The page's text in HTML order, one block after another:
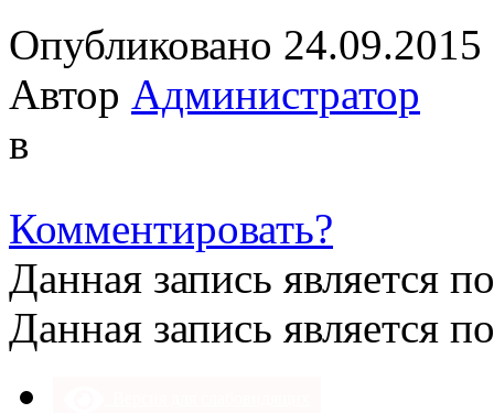
Опубликовано 24.09.2015
Автор Администратор
в
Комментировать?
Данная запись является
Данная запись является